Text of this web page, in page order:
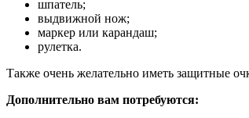
шпатель;
выдвижной нож;
маркер или карандаш;
рулетка.
Также очень желательно иметь защитные
Дополнительно вам потребуются: